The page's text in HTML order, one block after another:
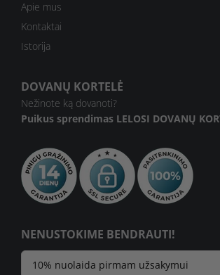
NENUSTOKIME BENDRAUTI!
Apie mus
Kontaktai
Istorija
DOVANŲ KORTELĖ
Nežinote ką dovanoti?
Puikus sprendimas LELOSI DOVANŲ